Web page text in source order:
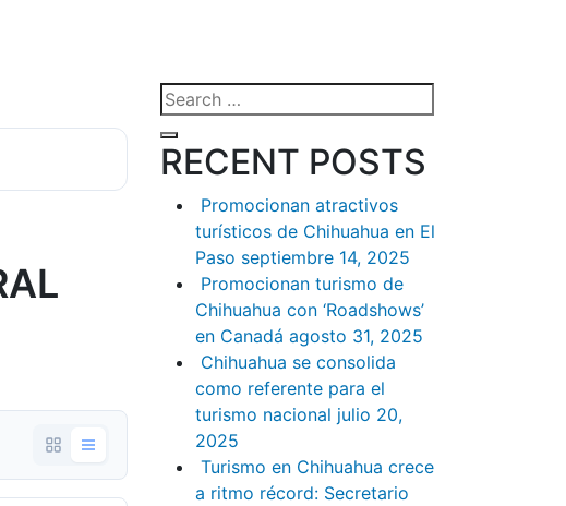
Search
for:
Search
RECENT POSTS
Promocionan atractivos
turísticos de Chihuahua en El
Paso septiembre 14, 2025
Promocionan turismo de
Chihuahua con ‘Roadshows’
en Canadá agosto 31, 2025
Chihuahua se consolida
como referente para el
turismo nacional julio 20,
2025
Turismo en Chihuahua crece
a ritmo récord: Secretario